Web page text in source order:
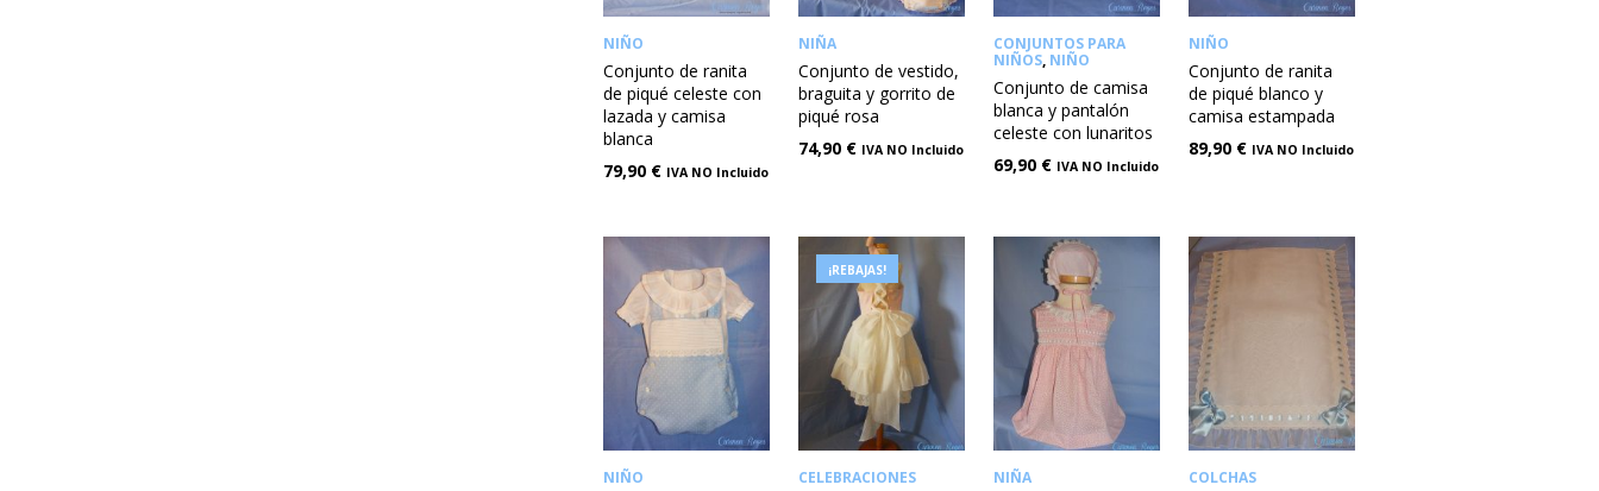
NIÑO
Conjunto de ranita
de piqué celeste con
lazada y camisa
blanca
79,90 € IVA NO Incluido
NIÑA
Conjunto de vestido,
braguita y gorrito de
piqué rosa
74,90 € IVA NO Incluido
CONJUNTOS PARA
NIÑOS, NIÑO
Conjunto de camisa
blanca y pantalón
celeste con lunaritos
69,90 € IVA NO Incluido
NIÑO
Conjunto de ranita
de piqué blanco y
camisa estampada
89,90 € IVA NO Incluido
NIÑO
¡REBAJAS!
CELEBRACIONES NIÑA COLCHAS